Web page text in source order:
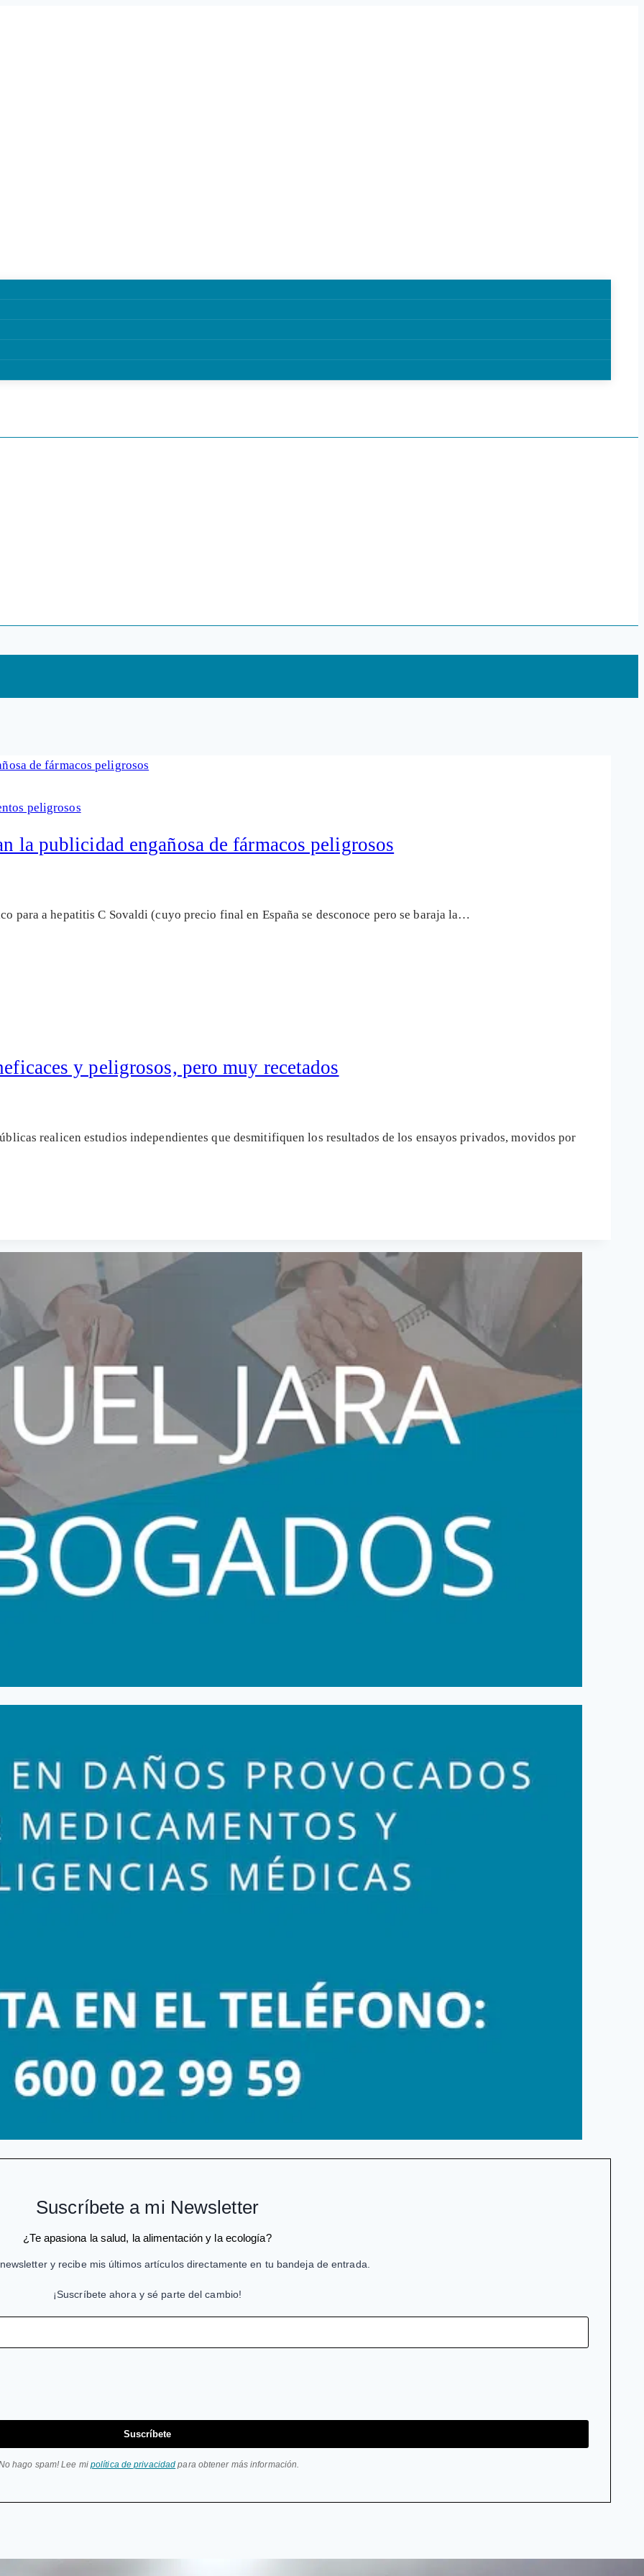
peligrosos
la publicidad engañosa de fármacos peligrosos
para a hepatitis C Sovaldi (cuyo precio final en España se desconoce pero se baraja la…
y peligrosos, pero muy recetados
realicen estudios independientes que desmitifiquen los resultados de los ensayos privados, movidos por
Suscríbete a mi Newsletter
¿Te apasiona la salud, la alimentación y la ecología?
y recibe mis últimos artículos directamente en tu bandeja de entrada.
¡Suscríbete ahora y sé parte del cambio!
Suscríbete
hago spam! Lee mi política de privacidad para obtener más información.